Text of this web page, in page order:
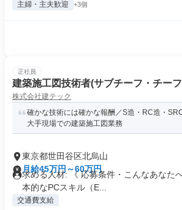
主婦・主夫歓迎 +3個
正社員
建築施工図技術者(サブチーフ・チー
株式会社建テック
確かな技術には確かな報酬／S造・RC造・
大手現場での建築施工図業務
東京都世田谷区北烏山
月給45万円～60万円
求める人材: 《 応募条件・こんなあなた
本的なPCスキル（E...
交通費支給